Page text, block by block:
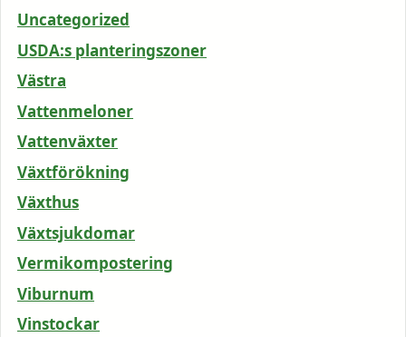
Uncategorized
USDA:s planteringszoner
Västra
Vattenmeloner
Vattenväxter
Växtförökning
Växthus
Växtsjukdomar
Vermikompostering
Viburnum
Vinstockar